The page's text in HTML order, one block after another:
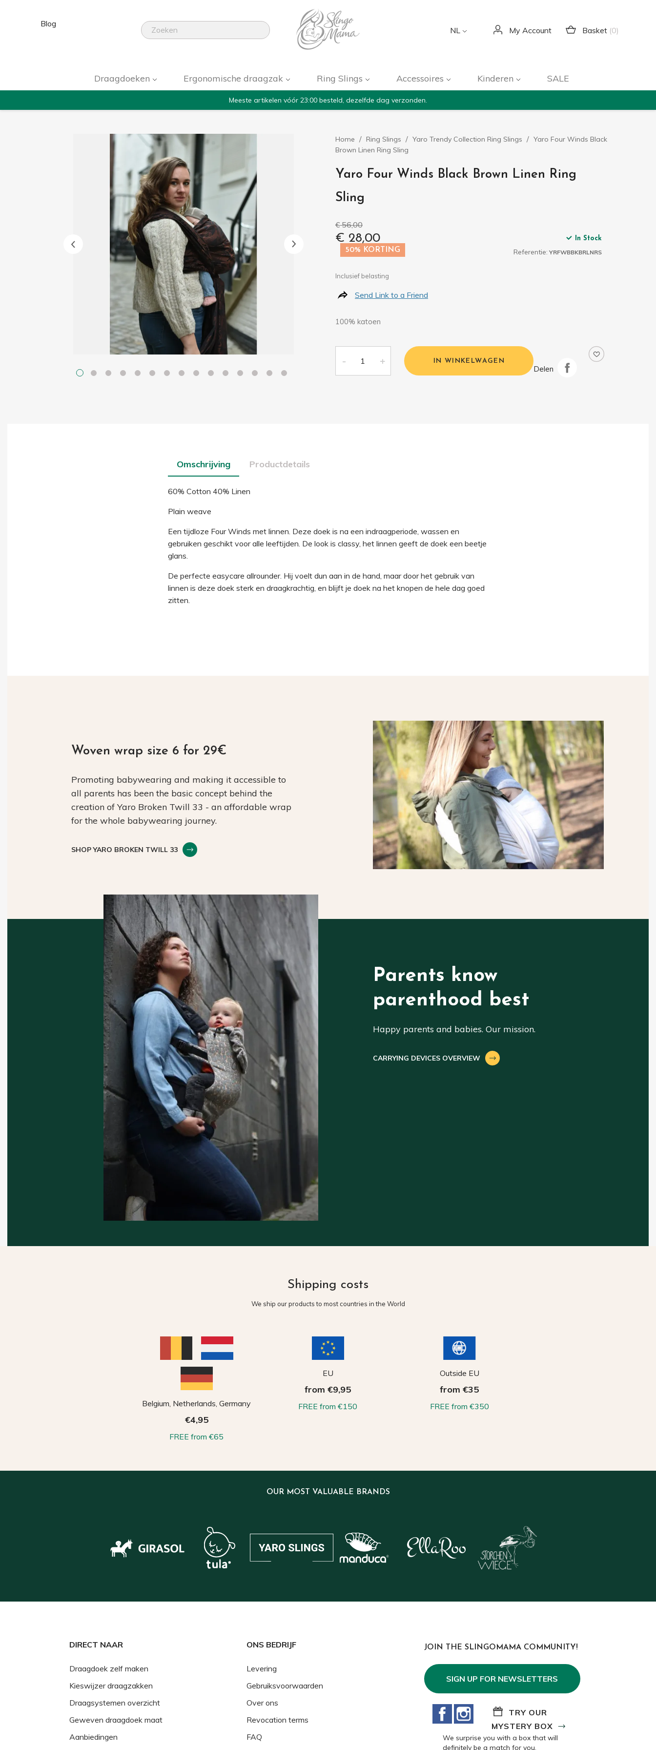
Blog
NL My Account Basket (0)
Draagdoeken Ergonomische draagzak Ring Slings Accessoires Kinderen SALE
Meeste artikelen vóór 23:00 besteld, dezelfde dag verzonden.
Home Ring Slings Yaro Trendy Collection Ring Slings
Yaro Four Winds Black
Brown Linen Ring Sling
Yaro Four Winds Black Brown Linen Ring
Sling
€ 56,00
€ 28,00
50% KORTING
In Stock
Referentie: YRFWBBKBRLNRS
Inclusief belasting
Send Link to a Friend
100% katoen
IN WINKELWAGEN
Delen
Omschrijving Productdetails
60% Cotton 40% Linen
Plain weave
Een tijdloze Four Winds met linnen. Deze doek is na een indraagperiode, wassen en
gebruiken geschikt voor alle leeftijden. De look is classy, het linnen geeft de doek een beetje
glans.
De perfecte easycare allrounder. Hij voelt dun aan in de hand, maar door het gebruik van
linnen is deze doek sterk en draagkrachtig, en blijft je doek na het knopen de hele dag goed
zitten.
Woven wrap size 6 for 29€
Promoting babywearing and making it accessible to
all parents has been the basic concept behind the
creation of Yaro Broken Twill 33 - an affordable wrap
for the whole babywearing journey.
SHOP YARO BROKEN TWILL 33
Parents know
parenthood best
Happy parents and babies. Our mission.
CARRYING DEVICES OVERVIEW
Shipping costs
We ship our products to most countries in the World
Belgium, Netherlands, Germany
€4,95
FREE from €65
EU
from €9,95
FREE from €150
Outside EU
from €35
FREE from €350
OUR MOST VALUABLE BRANDS
DIRECT NAAR
Draagdoek zelf maken
Kieswijzer draagzakken
Draagsystemen overzicht
Geweven draagdoek maat
Aanbiedingen
ONS BEDRIJF
Levering
Gebruiksvoorwaarden
Over ons
Revocation terms
FAQ
JOIN THE SLINGOMAMA COMMUNITY!
SIGN UP FOR NEWSLETTERS
FacebookInstagram
TRY OUR
MYSTERY BOX
We surprise you with a box that will
definitely be a match for you.